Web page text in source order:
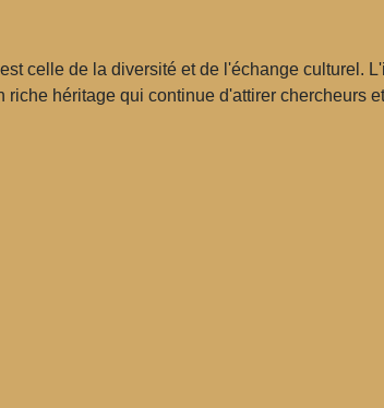
celle de la diversité et de l'échange culturel.
héritage qui continue d'attirer chercheurs